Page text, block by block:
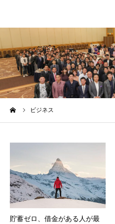
ビジネス
貯蓄ゼロ、借金がある人が最
PROFILE
SCA
MESSAGE